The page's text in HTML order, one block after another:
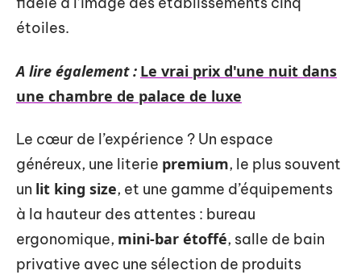
étoiles.
A lire également : Le vrai prix d'une nuit dans
une chambre de palace de luxe
Le cœur de l’expérience ? Un espace
généreux, une literie premium, le plus souvent
un lit king size, et une gamme d’équipements
à la hauteur des attentes : bureau
ergonomique, mini-bar étoffé, salle de bain
privative avec une sélection de produits